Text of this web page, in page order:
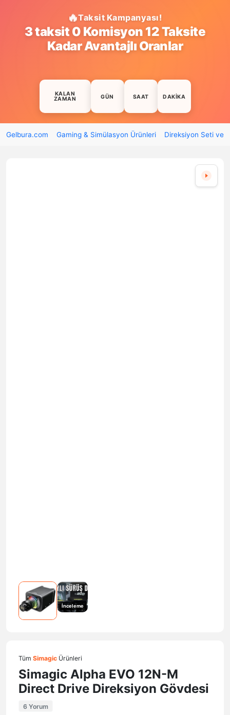
Taksit Kampanyası!
3 taksit 0 Komisyon 12 Taksite
Kadar Avantajlı Oranlar
KALAN
ZAMAN GÜN SAAT DAKIKA
Gelbura.com Gaming & Simülasyon Ürünleri Direksiyon Seti ve
İnceleme
Tüm Simagic Ürünleri
Simagic Alpha EVO 12N-M
Direct Drive Direksiyon Gövdesi
6 Yorum